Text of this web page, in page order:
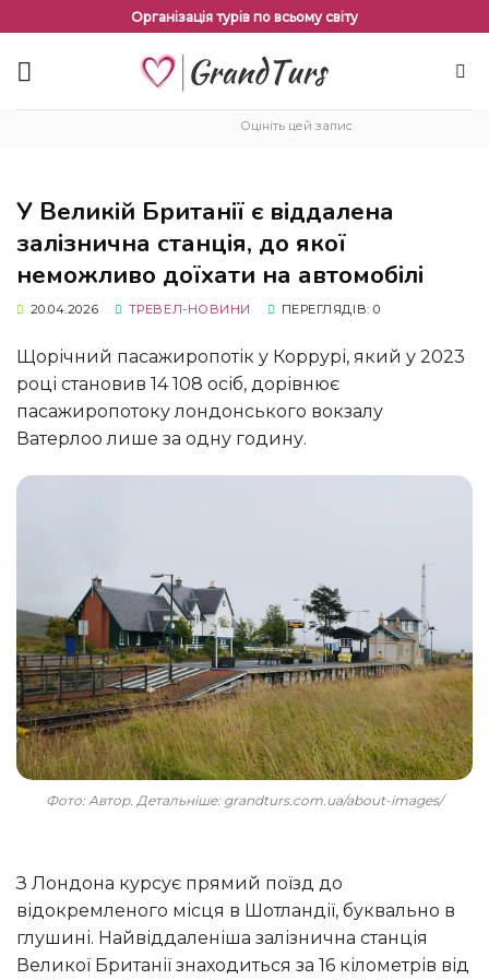
змісту
Організація турів по всьому світу
Оцініть цей запис
У Великій Британії є віддалена
залізнична станція, до якої
неможливо доїхати на автомобілі
20.04.2026 ТРЕВЕЛ-НОВИНИ ПЕРЕГЛЯДІВ: 0
Щорічний пасажиропотік у Коррурі, який у 2023
році становив 14 108 осіб, дорівнює
пасажиропотоку лондонського вокзалу
Ватерлоо лише за одну годину.
Фото: Автор. Детальніше: grandturs.com.ua/about-images/
З Лондона курсує прямий поїзд до
відокремленого місця в Шотландії, буквально в
глушині. Найвіддаленіша залізнична станція
Великої Британії знаходиться за 16 кілометрів від